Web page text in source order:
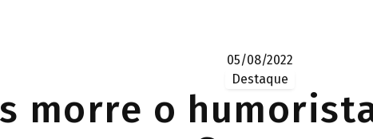
05/08/2022
Destaque
morre o